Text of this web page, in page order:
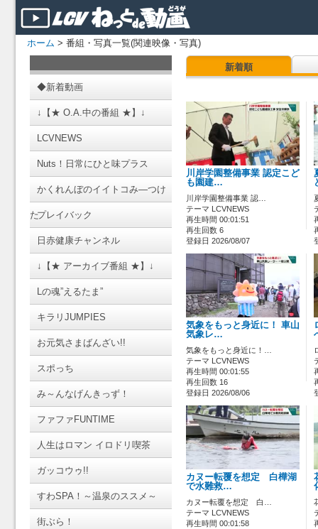
ホーム > 番組・写真一覧(関連映像・写真)
◆新着動画
↓【★ O.A.中の番組 ★】↓
LCVNEWS
Nuts！日常にひと味プラス
かくれんぼのイイトコみ―つけ
たプレイバック
日赤健康チャンネル
↓【★ アーカイブ番組 ★】↓
Lの魂”えるたま”
キラリJUMPIES
お元気さまばんざい!!
スポっち
み～んなげんきっず！
ファファFUNTIME
人生はロマン イロドリ喫茶
ガッコウゥ!!
すわSPA！～温泉のススメ～
街ぶら！
新着順
川岸学園整備事業 認定こど
も園建…
川岸学園整備事業 認…
テーマ LCVNEWS
再生時間 00:01:51
再生回数 6
登録日 2026/08/07
気象をもっと身近に！ 車山
気象レ…
気象をもっと身近に！…
テーマ LCVNEWS
再生時間 00:01:55
再生回数 16
登録日 2026/08/06
カヌー転覆を想定 白樺湖
で水難救…
カヌー転覆を想定 白…
テーマ LCVNEWS
再生時間 00:01:58